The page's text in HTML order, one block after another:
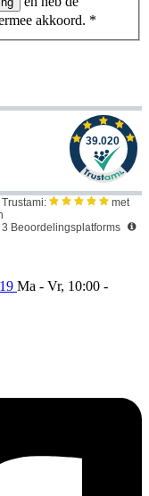
akkoord. *
met
Beoordelingsplatforms
Ma - Vr, 10:00 -